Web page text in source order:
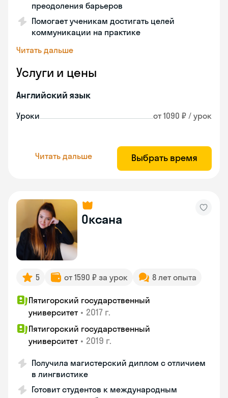
преодоления барьеров
Помогает ученикам достигать целей
коммуникации на практике
Читать дальше
Услуги и цены
Английский язык
Уроки от 1090 ₽ / урок
Читать дальше Выбрать время
Оксана
5 от 1590 ₽ за урок 8 лет опыта
Пятигорский государственный
университет • 2017 г.
Пятигорский государственный
университет • 2019 г.
Получила магистерский диплом с отличием
в лингвистике
Готовит студентов к международным